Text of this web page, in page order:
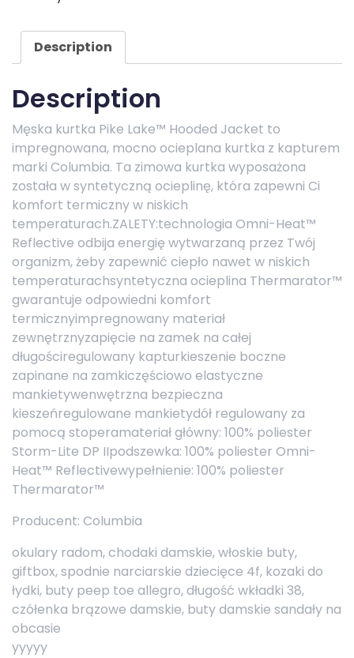
Description
Description
Męska kurtka Pike Lake™ Hooded Jacket to
impregnowana, mocno ocieplana kurtka z kapturem
marki Columbia. Ta zimowa kurtka wyposażona
została w syntetyczną ocieplinę, która zapewni Ci
komfort termiczny w niskich
temperaturach.ZALETY:technologia Omni-Heat™
Reflective odbija energię wytwarzaną przez Twój
organizm, żeby zapewnić ciepło nawet w niskich
temperaturachsyntetyczna ocieplina Thermarator™
gwarantuje odpowiedni komfort
termicznyimpregnowany materiał
zewnętrznyzapięcie na zamek na całej
długościregulowany kapturkieszenie boczne
zapinane na zamkiczęściowo elastyczne
mankietywenwętrzna bezpieczna
kieszeńregulowane mankietydół regulowany za
pomocą stoperamateriał główny: 100% poliester
Storm-Lite DP IIpodszewka: 100% poliester Omni-
Heat™ Reflectivewypełnienie: 100% poliester
Thermarator™
Producent: Columbia
okulary radom, chodaki damskie, włoskie buty,
giftbox, spodnie narciarskie dziecięce 4f, kozaki do
łydki, buty peep toe allegro, długość wkładki 38,
czółenka brązowe damskie, buty damskie sandały na
obcasie
yyyyy